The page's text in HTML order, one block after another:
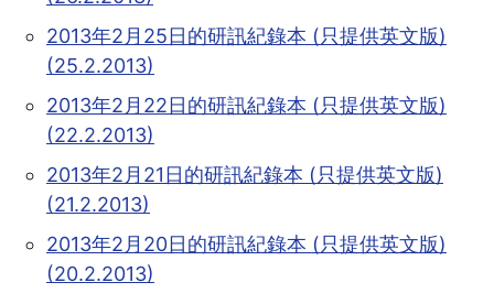
2013年2月25日的研訊紀錄本 (只提供英文版)
(25.2.2013)
2013年2月22日的研訊紀錄本 (只提供英文版)
(22.2.2013)
2013年2月21日的研訊紀錄本 (只提供英文版)
(21.2.2013)
2013年2月20日的研訊紀錄本 (只提供英文版)
(20.2.2013)